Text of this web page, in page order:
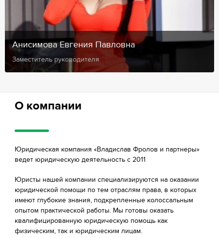
Анисимова Евгения Павловна
Заместитель руководителя
О компании
Юридическая компания «Владислав Фролов и партнеры»
ведет юридическую деятельность с 2011
Юристы нашей компании специализируются на оказании
юридической помощи по тем отраслям права, в которых
имеют глубокие знания, подкрепленные колоссальным
опытом практической работы. Мы готовы оказать
квалифицированную юридическую помощь как
физическим, так и юридическим лицам.